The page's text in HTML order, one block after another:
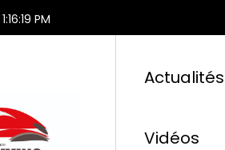
1:16:20 PM
Actualités
Vidéos